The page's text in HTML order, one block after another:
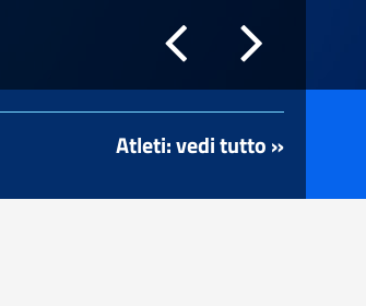
Atleti: vedi tutto »